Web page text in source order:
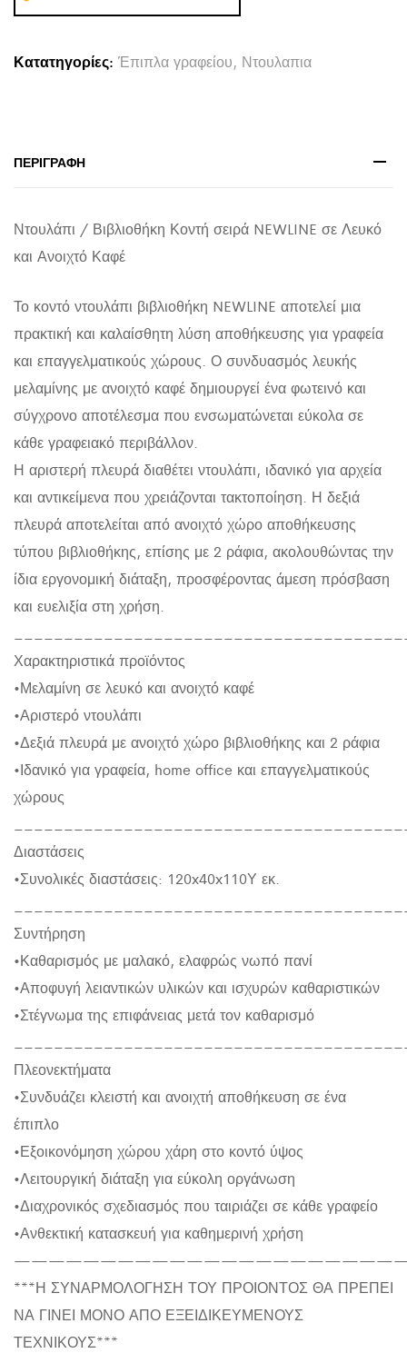
HM18282
ΛΕΥΚΗ
ΚΑΦΕ
Κατατηγορίες: Έπιπλα γραφείου, Ντουλαπια
ΠΕΡΙΓΡΑΦΉ
Ντουλάπι / Βιβλιοθήκη Κοντή σειρά NEWLINE σε Λευκό
και Ανοιχτό Καφέ
Το κοντό ντουλάπι βιβλιοθήκη NEWLINE αποτελεί μια
πρακτική και καλαίσθητη λύση αποθήκευσης για γραφεία
και επαγγελματικούς χώρους. Ο συνδυασμός λευκής
μελαμίνης με ανοιχτό καφέ δημιουργεί ένα φωτεινό και
σύγχρονο αποτέλεσμα που ενσωματώνεται εύκολα σε
κάθε γραφειακό περιβάλλον.
Η αριστερή πλευρά διαθέτει ντουλάπι, ιδανικό για αρχεία
και αντικείμενα που χρειάζονται τακτοποίηση. Η δεξιά
πλευρά αποτελείται από ανοιχτό χώρο αποθήκευσης
τύπου βιβλιοθήκης, επίσης με 2 ράφια, ακολουθώντας την
ίδια εργονομική διάταξη, προσφέροντας άμεση πρόσβαση
και ευελιξία στη χρήση.
Χαρακτηριστικά προϊόντος
•Μελαμίνη σε λευκό και ανοιχτό καφέ
•Αριστερό ντουλάπι
•Δεξιά πλευρά με ανοιχτό χώρο βιβλιοθήκης και 2 ράφια
•Ιδανικό για γραφεία, home office και επαγγελματικούς
χώρους
Διαστάσεις
•Συνολικές διαστάσεις: 120x40x110Υ εκ.
Συντήρηση
•Καθαρισμός με μαλακό, ελαφρώς νωπό πανί
•Αποφυγή λειαντικών υλικών και ισχυρών καθαριστικών
•Στέγνωμα της επιφάνειας μετά τον καθαρισμό
Πλεονεκτήματα
•Συνδυάζει κλειστή και ανοιχτή αποθήκευση σε ένα
έπιπλο
•Εξοικονόμηση χώρου χάρη στο κοντό ύψος
•Λειτουργική διάταξη για εύκολη οργάνωση
•Διαχρονικός σχεδιασμός που ταιριάζει σε κάθε γραφείο
•Ανθεκτική κατασκευή για καθημερινή χρήση
***Η ΣΥΝΑΡΜΟΛΟΓΗΣΗ ΤΟΥ ΠΡΟΙΟΝΤΟΣ ΘΑ ΠΡΕΠΕΙ
ΝΑ ΓΙΝΕΙ ΜΟΝΟ ΑΠΟ ΕΞΕΙΔΙΚΕΥΜΕΝΟΥΣ
ΤΕΧΝΙΚΟΥΣ***